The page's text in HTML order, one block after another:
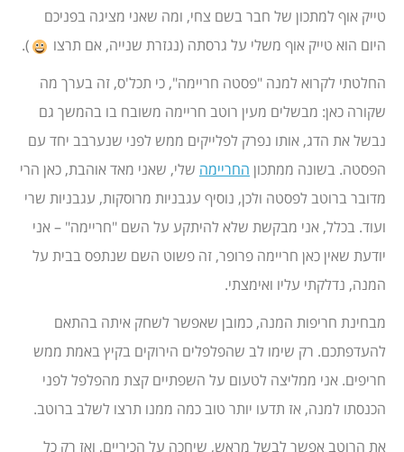
טייק אוף למתכון של חבר בשם צחי, ומה שאני מציגה בפניכם
היום הוא טייק אוף משלי על גרסתה (נגזרת שנייה, אם תרצו
).
החלטתי לקרוא למנה "פסטה חריימה", כי תכל'ס, זה בערך מה
שקורה כאן: מבשלים מעין רוטב חריימה משובח בו בהמשך גם
נבשל את הדג, אותו נפרק לפלייקים ממש לפני שנערבב יחד עם
הפסטה. בשונה ממתכון החריימה שלי, שאני מאד אוהבת, כאן הרי
מדובר ברוטב לפסטה ולכן, נוסיף עגבניות מרוסקות, עגבניות שרי
ועוד. בכלל, אני מבקשת שלא להיתקע על השם "חריימה" – אני
יודעת שאין כאן חריימה פרופר, זה פשוט השם שנתפס בבית על
המנה, נדלקתי עליו ואימצתי.
מבחינת חריפות המנה, כמובן שאפשר לשחק איתה בהתאם
להעדפתכם. רק שימו לב שהפלפלים הירוקים בקיץ באמת ממש
חריפים. אני ממליצה לטעום על השפתיים קצת מהפלפל לפני
הכנסתו למנה, אז תדעו יותר טוב כמה ממנו תרצו לשלב ברוטב.
את הרוטב אפשר לבשל מראש, שיחכה על הכיריים, ואז רק כל